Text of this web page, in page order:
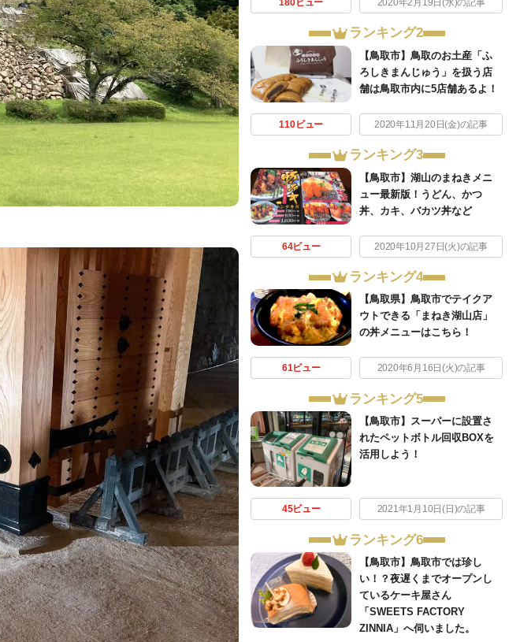
180ビュー 2020年2月19日(水)の記事
ランキング2
【鳥取市】鳥取のお土産「ふ
ろしきまんじゅう」を扱う店
舗は鳥取市内に5店舗あるよ！
110ビュー 2020年11月20日(金)の記事
ランキング3
【鳥取市】湖山のまねきメニ
ュー最新版！うどん、かつ
丼、カキ、バカツ丼など
64ビュー 2020年10月27日(火)の記事
ランキング4
【鳥取県】鳥取市でテイクア
ウトできる「まねき湖山店」
の丼メニューはこちら！
61ビュー 2020年6月16日(火)の記事
ランキング5
【鳥取市】スーパーに設置さ
れたペットボトル回収BOXを
活用しよう！
45ビュー 2021年1月10日(日)の記事
ランキング6
【鳥取市】鳥取市では珍し
い！？夜遅くまでオープンし
ているケーキ屋さん
「SWEETS FACTORY
ZINNIA」へ伺いました。